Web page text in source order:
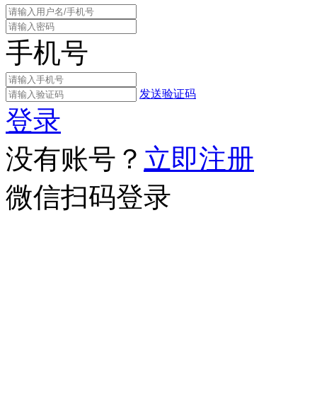
手机号
发送验证码
登录
没有账号？ 立即注册
微信扫码登录